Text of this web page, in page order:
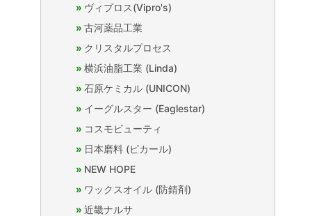
ヴィプロス(Vipro's)
古河薬品工業
クリスタルプロセス
横浜油脂工業 (Linda)
石原ケミカル (UNICON)
イーグルスター (Eaglestar)
コスモビューティ
日本磨料 (ピカール)
NEW HOPE
ワックスオイル (防錆剤)
近畿ナルサ